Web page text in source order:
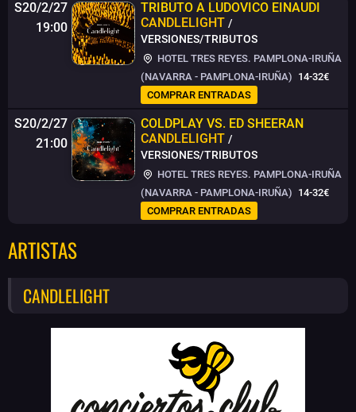
S20/2/27
19:00
TRIBUTO A LUDOVICO EINAUDI
CANDLELIGHT /
VERSIONES/TRIBUTOS
HOTEL TRES REYES. PAMPLONA-IRUÑA
(NAVARRA - PAMPLONA-IRUÑA) 14-32€
COMPRAR ENTRADAS
S20/2/27
21:00
COLDPLAY VS. ED SHEERAN
CANDLELIGHT /
VERSIONES/TRIBUTOS
HOTEL TRES REYES. PAMPLONA-IRUÑA
(NAVARRA - PAMPLONA-IRUÑA) 14-32€
COMPRAR ENTRADAS
ARTISTAS
CANDLELIGHT